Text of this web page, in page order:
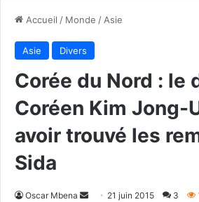
Accueil / Monde / Asie
Asie Divers
Corée du Nord : le
Coréen Kim Jong-
avoir trouvé les
Sida
Oscar Mbena
Envoyer21 juin 2015 3